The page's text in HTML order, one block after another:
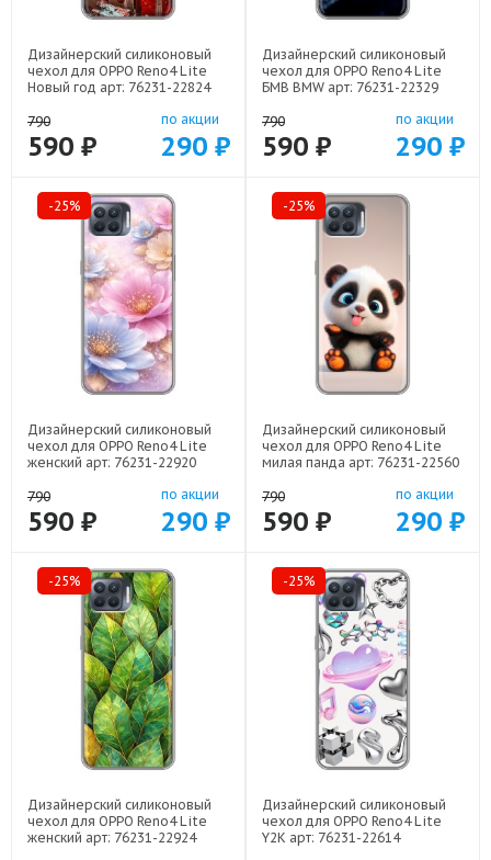
Дизайнерский силиконовый
чехол для OPPO Reno4 Lite
Новый год арт: 76231-22824
790
590 ₽
по акции
290 ₽
Дизайнерский силиконовый
чехол для OPPO Reno4 Lite
БМВ BMW арт: 76231-22329
790
590 ₽
по акции
290 ₽
-25%
Дизайнерский силиконовый
чехол для OPPO Reno4 Lite
женский арт: 76231-22920
790
590 ₽
по акции
290 ₽
-25%
Дизайнерский силиконовый
чехол для OPPO Reno4 Lite
милая панда арт: 76231-22560
790
590 ₽
по акции
290 ₽
-25%
Дизайнерский силиконовый
чехол для OPPO Reno4 Lite
женский арт: 76231-22924
-25%
Дизайнерский силиконовый
чехол для OPPO Reno4 Lite
Y2K арт: 76231-22614